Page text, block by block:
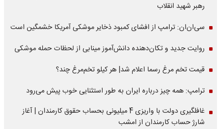
رهبر شهید انقلاب
سی‌ان‌ان: ترامپ از افشای کمبود ذخایر موشکی آمریکا خشمگین است
روایت جدید و تکان‌دهنده دانش‌آموز مینابی از لحظات حمله موشکی
قیمت تخم مرغ رسما اعلام شد| هر کیلو تخم‌مرغ چند؟
ترامپ: همه چیز درباره ایران به طور استثنایی خوب پیش می‌رود
غافلگیری دولت با واریزی 4 میلیونی بحساب حقوق کارمندان | آغاز
شارژ حساب کارمندان از امشب